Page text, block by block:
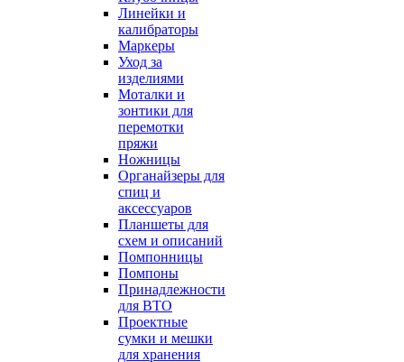
Линейки и
калибраторы
Маркеры
Уход за
изделиями
Моталки и
зонтики для
перемотки
пряжи
Ножницы
Органайзеры для
спиц и
аксессуаров
Планшеты для
схем и описаний
Помпонницы
Помпоны
Принадлежности
для ВТО
Проектные
сумки и мешки
для хранения